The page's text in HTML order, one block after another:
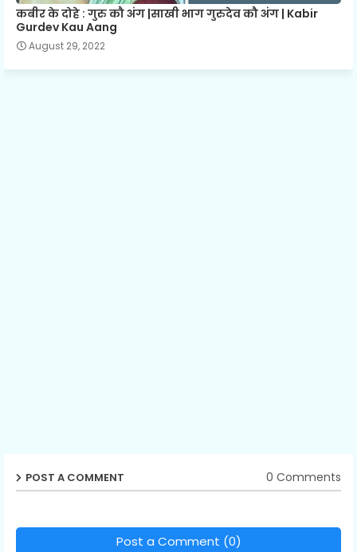
कबीर के दोहे : गुरु कौ अंग |साखी भाग गुरुदेव कौ अंग | Kabir
Gurdev Kau Aang
August 29, 2022
POST A COMMENT 0 Comments
Post a Comment (0)